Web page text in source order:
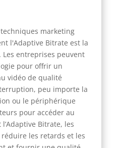
marketing
l'Adaptive Bitrate est la
entreprises peuvent
pour offrir un
vidéo de qualité
peu importe la
ou le périphérique
pour accéder au
Bitrate, les
les retards et les